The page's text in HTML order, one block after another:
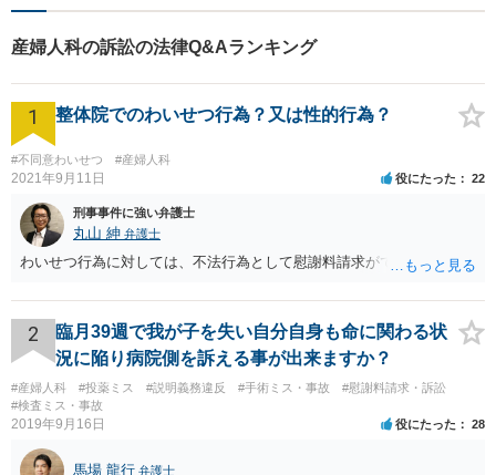
ご提供。小さなお困り事でも
構いません【夜間・休日面
談】【完全個室】【今池駅3
分】
産婦人科の訴訟の法律Q&Aランキング
1 整体院でのわいせつ行為？又は性的行為？
#不同意わいせつ #産婦人科
2021年9月11日 役にたった 22
刑事事件に強い弁護士
丸山 紳 弁護士
わいせつ行為に対しては、不法行為として慰謝料請求ができます。
2
臨月39週で我が子を失い自分自身も命に関わる状
況に陥り病院側を訴える事が出来ますか？
#産婦人科 #投薬ミス #説明義務違反 #手術ミス・事故
#慰謝料請求・訴訟
#検査ミス・事故
2019年9月16日 役にたった 28
馬場 龍行 弁護士